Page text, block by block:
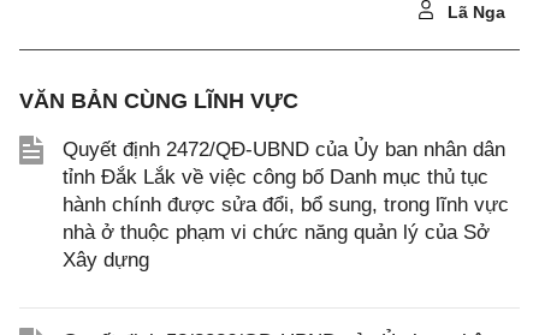
Lã Nga
VĂN BẢN CÙNG LĨNH VỰC
Quyết định 2472/QĐ-UBND của Ủy ban nhân dân
tỉnh Đắk Lắk về việc công bố Danh mục thủ tục
hành chính được sửa đổi, bổ sung, trong lĩnh vực
nhà ở thuộc phạm vi chức năng quản lý của Sở
Xây dựng